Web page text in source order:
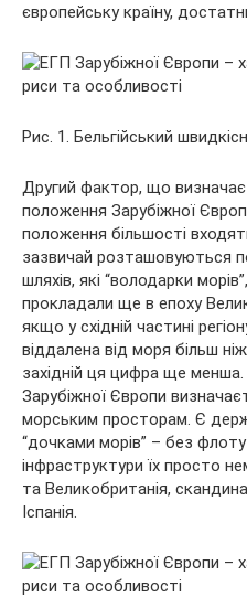
європейську країну,
Рис. 1. Бельгійський
Другий фактор, що визначає
положення Зарубіжної
положення більшості
зазвичай розташовуються
шляхів, які “володарки
прокладали ще в епоху
якщо у східній частині
віддалена від моря більш
західній ця цифра ще
Зарубіжної Європи
морським просторам. Є
“дочками морів” – без
інфраструктури їх просто
та Великобританія,
Іспанія.